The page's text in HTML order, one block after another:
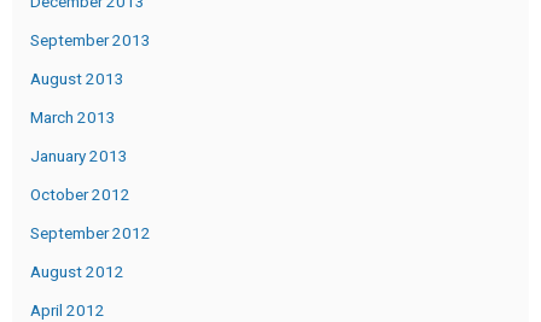
September 2013
August 2013
March 2013
January 2013
October 2012
September 2012
August 2012
April 2012